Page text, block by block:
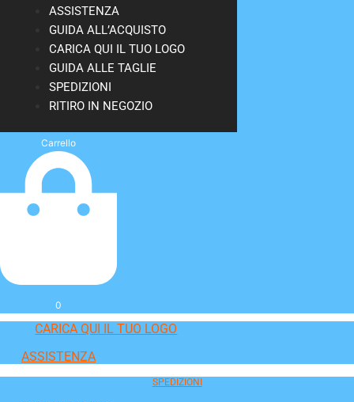
ASSISTENZA
GUIDA ALL’ACQUISTO
CARICA QUI IL TUO LOGO
GUIDA ALLE TAGLIE
SPEDIZIONI
RITIRO IN NEGOZIO
Carrello
0
CARICA QUI IL TUO LOGO
ASSISTENZA
SPEDIZIONI